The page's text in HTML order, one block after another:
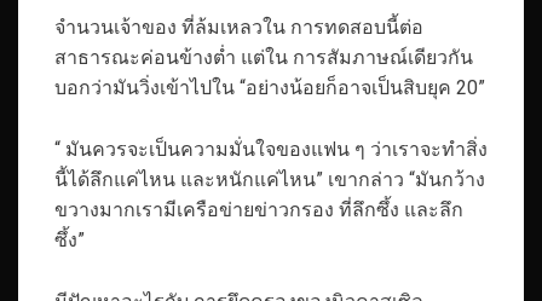
จำนวนเจ้าของ ที่ล้มเหลวใน การทดสอบนี้ต่อ
สาธารณะค่อนข้างต่ำ แต่ใน การสัมภาษณ์เดียวกัน
บอกว่ามันวิ่งเข้าไปใน “อย่างน้อยก็อาจเป็นสิบยุค 20”
“ มันควรจะเป็นความมั่นใจของแฟน ๆ ว่าเราจะทำสิ่ง
นี้ได้ลึกแค่ไหน และหนักแค่ไหน” เขากล่าว “มันกว้าง
ขวางมากเรามีเครือข่ายข่าวกรอง ที่ลึกซึ้ง และลึก
ซึ้ง”